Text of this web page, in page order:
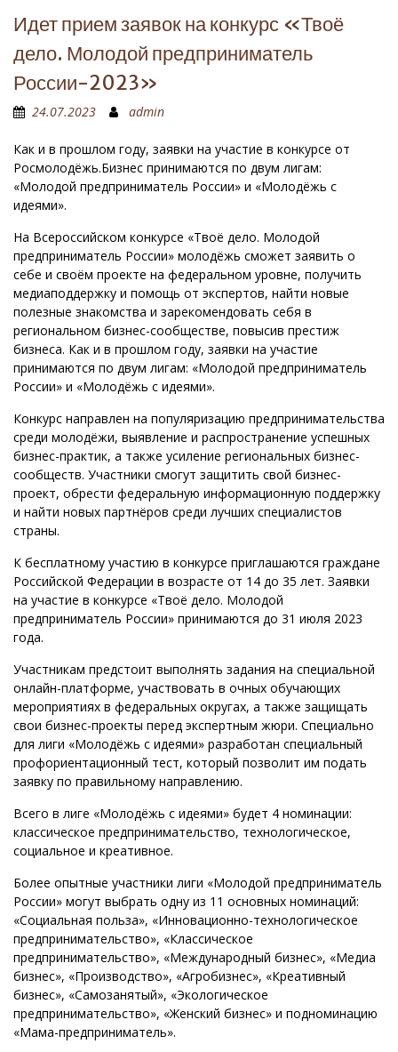
Идет прием заявок на конкурс «Твоё
дело. Молодой предприниматель
России-2023»
24.07.2023 admin
Как и в прошлом году, заявки на участие в конкурсе от
Росмолодёжь.Бизнес принимаются по двум лигам:
«Молодой предприниматель России» и «Молодёжь с
идеями».
На Всероссийском конкурсе «Твоё дело. Молодой
предприниматель России» молодёжь сможет заявить о
себе и своём проекте на федеральном уровне, получить
медиаподдержку и помощь от экспертов, найти новые
полезные знакомства и зарекомендовать себя в
региональном бизнес-сообществе, повысив престиж
бизнеса. Как и в прошлом году, заявки на участие
принимаются по двум лигам: «Молодой предприниматель
России» и «Молодёжь с идеями».
Конкурс направлен на популяризацию предпринимательства
среди молодёжи, выявление и распространение успешных
бизнес-практик, а также усиление региональных бизнес-
сообществ. Участники смогут защитить свой бизнес-
проект, обрести федеральную информационную поддержку
и найти новых партнёров среди лучших специалистов
страны.
К бесплатному участию в конкурсе приглашаются граждане
Российской Федерации в возрасте от 14 до 35 лет. Заявки
на участие в конкурсе «Твоё дело. Молодой
предприниматель России» принимаются до 31 июля 2023
года.
Участникам предстоит выполнять задания на специальной
онлайн-платформе, участвовать в очных обучающих
мероприятиях в федеральных округах, а также защищать
свои бизнес-проекты перед экспертным жюри. Специально
для лиги «Молодёжь с идеями» разработан специальный
профориентационный тест, который позволит им подать
заявку по правильному направлению.
Всего в лиге «Молодёжь с идеями» будет 4 номинации:
классическое предпринимательство, технологическое,
социальное и креативное.
Более опытные участники лиги «Молодой предприниматель
России» могут выбрать одну из 11 основных номинаций:
«Социальная польза», «Инновационно-технологическое
предпринимательство», «Классическое
предпринимательство», «Международный бизнес», «Медиа
бизнес», «Производство», «Агробизнес», «Креативный
бизнес», «Самозанятый», «Экологическое
предпринимательство», «Женский бизнес» и подноминацию
«Мама-предприниматель».